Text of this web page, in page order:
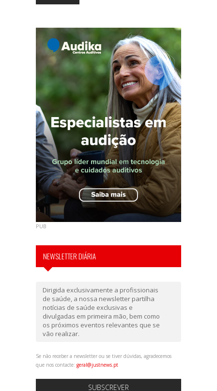
PUB
NEWSLETTER DIÁRIA
Dirigida exclusivamente a profissionais
de saúde, a nossa newsletter partilha
notícias de saúde exclusivas e
divulgadas em primeira mão, bem como
os próximos eventos relevantes que se
vão realizar.
Se não receber a newsletter ou se tiver dúvidas, agradecemos
que nos contacte: geral@justnews.pt
SUBSCREVER